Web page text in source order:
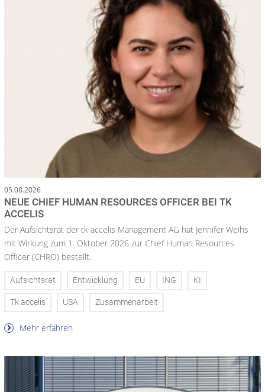
05.08.2026
NEUE CHIEF HUMAN RESOURCES OFFICER BEI TK
ACCELIS
Der Aufsichtsrat der tk accelis Management AG hat Jennifer Weihs
mit Wirkung zum 1. Oktober 2026 zur Chief Human Resources
Officer (CHRO) bestellt.
Aufsichtsrat Entwicklung EU ING KI
Tk accelis USA Zusammenarbeit
Mehr erfahren